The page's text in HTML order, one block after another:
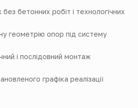
бетонних робіт і технологічних
геометрію опор під систему
і послідовний монтаж
графіка реалізації